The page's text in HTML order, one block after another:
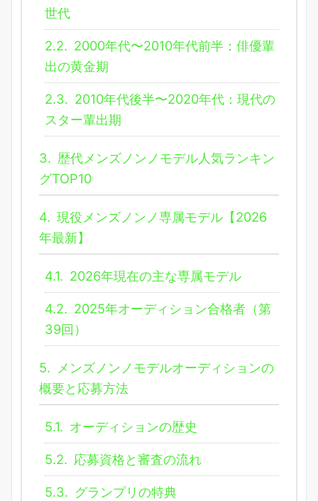
世代
2.2. 2000年代〜2010年代前半：俳優輩
出の黄金期
2.3. 2010年代後半〜2020年代：現代の
スター輩出期
3. 歴代メンズノンノモデル人気ランキン
グTOP10
4. 現役メンズノンノ専属モデル【2026
年最新】
4.1. 2026年現在の主な専属モデル
4.2. 2025年オーディション合格者（第
39回）
5.
メンズノンノモデルオーディションの
概要と応募方法
5.1. オーディションの歴史
5.2. 応募資格と審査の流れ
5.3. グランプリの特典